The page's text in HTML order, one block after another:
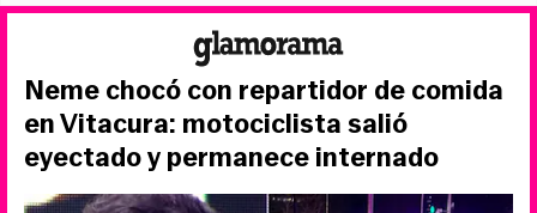
Neme chocó con repartidor de comida
en Vitacura: motociclista salió
eyectado y permanece internado